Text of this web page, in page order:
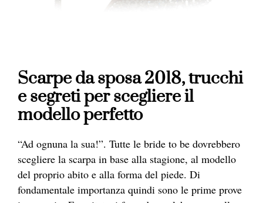
Scarpe da sposa 2018, trucchi
e segreti per scegliere il
modello perfetto
“Ad ognuna la sua!”. Tutte le bride to be dovrebbero
scegliere la scarpa in base alla stagione, al modello
del proprio abito e alla forma del piede. Di
fondamentale importanza quindi sono le prime prove